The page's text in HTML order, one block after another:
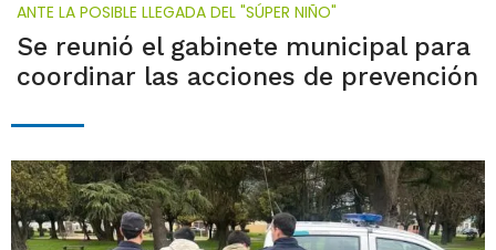
ANTE LA POSIBLE LLEGADA DEL "SÚPER NIÑO"
Se reunió el gabinete municipal para
coordinar las acciones de prevención